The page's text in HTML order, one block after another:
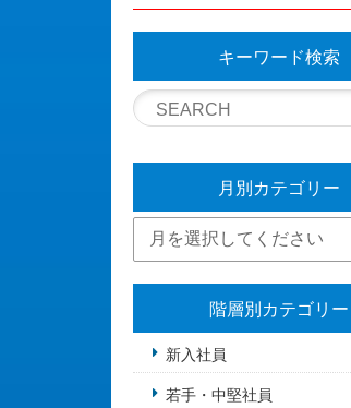
キーワード検索
月別カテゴリー
階層別カテゴリー
新入社員
若手・中堅社員